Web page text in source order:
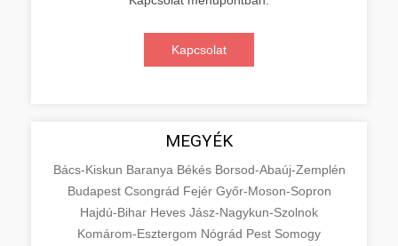
Kapcsolat
MEGYÉK
Bács-Kiskun Baranya Békés Borsod-Abaúj-Zemplén
Budapest Csongrád Fejér Győr-Moson-Sopron
Hajdú-Bihar Heves Jász-Nagykun-Szolnok
Komárom-Esztergom Nógrád Pest Somogy